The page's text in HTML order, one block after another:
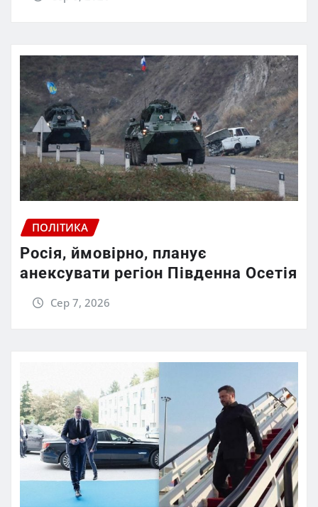
ПОЛІТИКА
Росія, ймовірно, планує
анексувати регіон Південна Осетія
Сер 7, 2026